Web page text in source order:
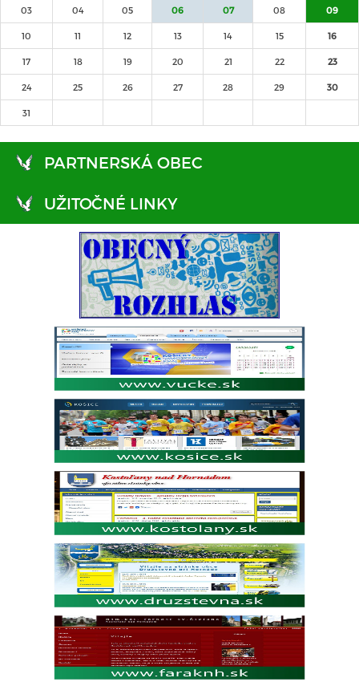
03 04 05 06 07 08 09
10 11 12 13 14 15 16
17 18 19 20 21 22 23
24 25 26 27 28 29 30
31
PARTNERSKÁ OBEC
UŽITOČNÉ LINKY